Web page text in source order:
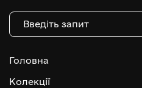
Головна
Колекції